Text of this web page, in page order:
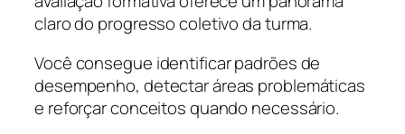
claro do progresso coletivo da turma.
Você consegue identificar padrões de
desempenho, detectar áreas problemáticas
e reforçar conceitos quando necessário.